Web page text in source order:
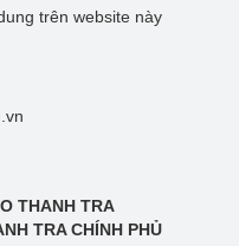
trên website này
THANH TRA
TRA CHÍNH PHỦ